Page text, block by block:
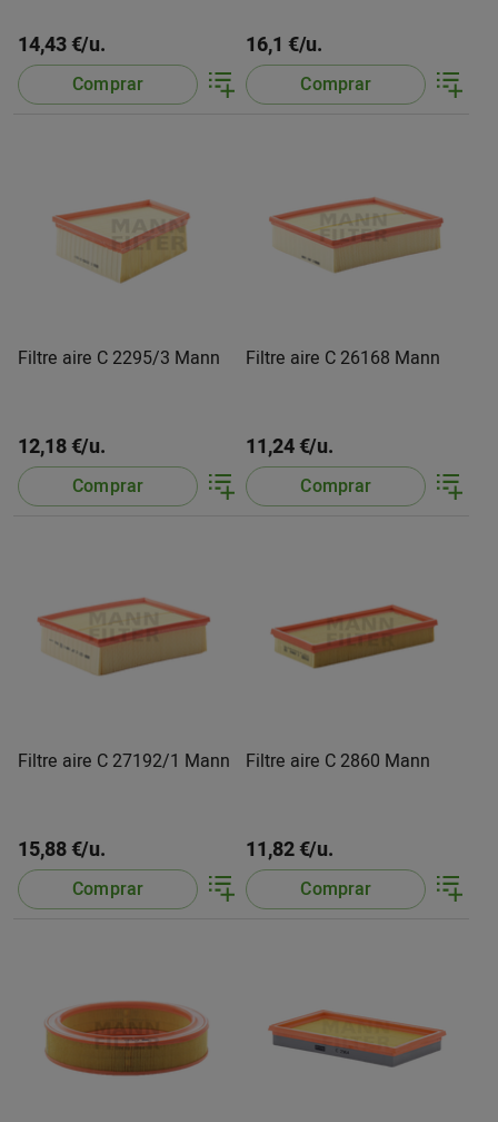
14,43 €/u.
Comprar
16,1 €/u.
Comprar
Filtre aire C 2295/3 Mann
12,18 €/u.
Comprar
Filtre aire C 26168 Mann
11,24 €/u.
Comprar
Filtre aire C 27192/1 Mann
15,88 €/u.
Comprar
Filtre aire C 2860 Mann
11,82 €/u.
Comprar